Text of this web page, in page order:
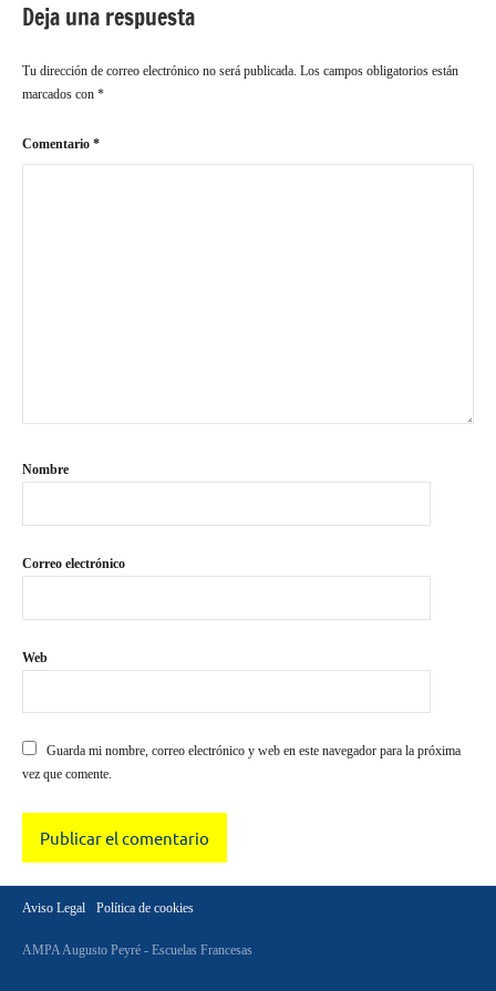
Deja una respuesta
Tu dirección de correo electrónico no será publicada. Los campos obligatorios están
marcados con *
Comentario *
Nombre
Correo electrónico
Web
Guarda mi nombre, correo electrónico y web en este navegador para la próxima
vez que comente.
Aviso Legal Política de cookies
AMPA Augusto Peyré - Escuelas Francesas